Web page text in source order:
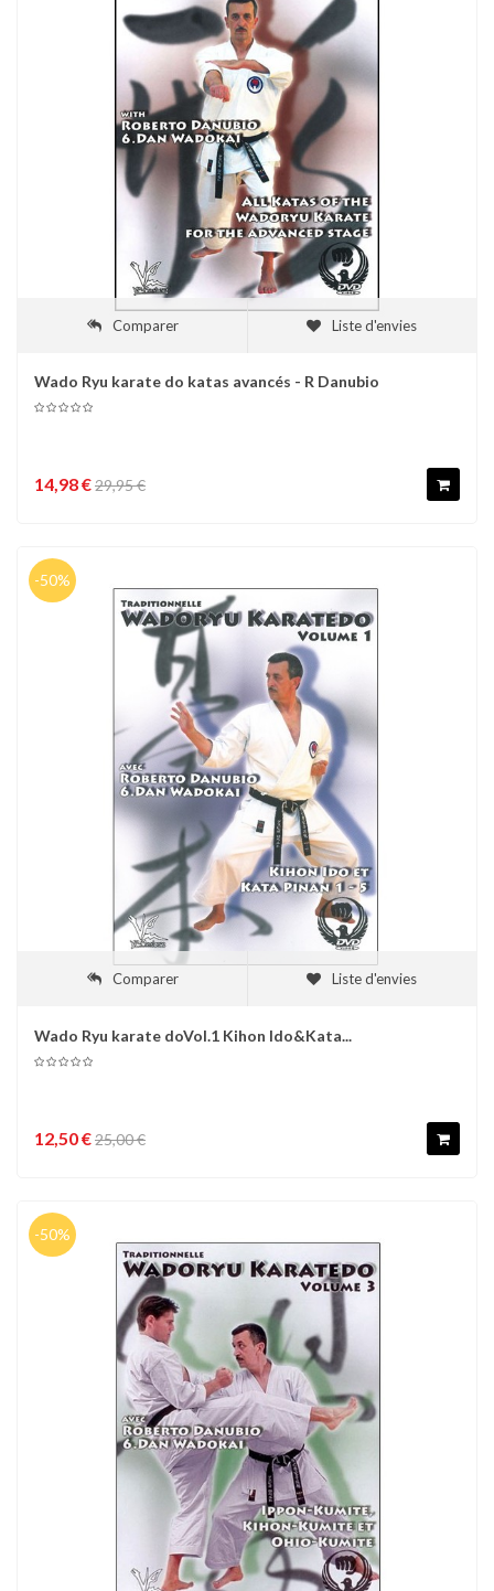
Comparer Liste d'envies
Wado Ryu karate do katas avancés - R Danubio
14,98 €29,95 €
-50%
Comparer Liste d'envies
Wado Ryu karate doVol.1 Kihon Ido&Kata...
12,50 €25,00 €
-50%